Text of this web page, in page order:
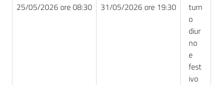
25/05/2026 ore 08:30 31/05/2026 ore 19:30
turn
o
diur
no
e
fest
ivo